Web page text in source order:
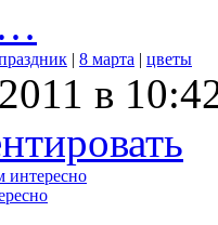
| 8 марта | цветы
в
интересно